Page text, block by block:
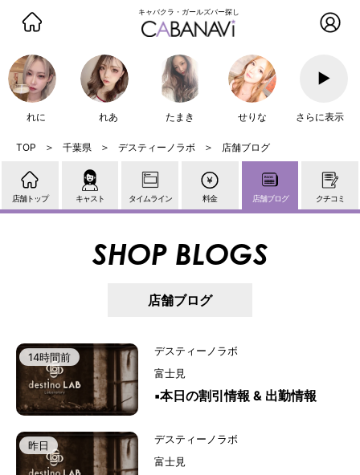
キャバクラ・ガールズバー探し
れに れあ たまき せりな
▶
さらに表示
千葉県 デスティーノラボ 店舗ブログ
店舗トップ キャスト タイムライン 料金 店舗ブログ クチコミ
SHOP BLOGS
店舗ブログ
14時間前
デスティーノラボ
富士見
▪️本日の割引情報 & 出勤情報
昨日
デスティーノラボ
富士見